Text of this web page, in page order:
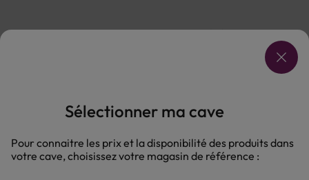
Vente uniquement en caves. Contactez votre caviste pour plus de renseignements.
L'ABUS D'ALCOOL EST DANGEREUX POUR LA SANTÉ, À CONSOMMER AVEC MODÉRATION.
Sélectionner ma cave
Pour connaitre les prix et la disponibilité des produits dans
votre cave, choisissez votre magasin de référence :